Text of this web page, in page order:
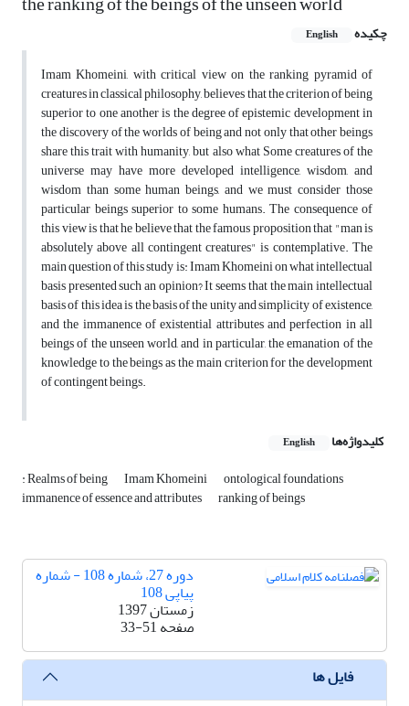
چکیده English
Imam Khomeini, with critical view on the ranking pyramid of
creatures in classical philosophy, believes that the criterion of being
superior to one another is the degree of epistemic development in
the discovery of the worlds of being and not only that other beings
share this trait with humanity, but also what Some creatures of the
universe may have more developed intelligence, wisdom, and
wisdom than some human beings, and we must consider those
particular beings superior to some humans. The consequence of
this view is that he believe that the famous proposition that "man is
absolutely above all contingent creatures" is contemplative. The
main question of this study is: Imam Khomeini on what intellectual
basis presented such an opinion? It seems that the main intellectual
basis of this idea is the basis of the unity and simplicity of existence,
and the immanence of existential attributes and perfection in all
beings of the unseen world, and in particular, the emanation of the
knowledge to the beings as the main criterion for the development
of contingent beings.
کلیدواژه‌ها English
: Realms of being Imam Khomeini ontological foundations
immanence of essence and attributes ranking of beings
دوره 27، شماره 108 - شماره
پیاپی 108
زمستان 1397
صفحه33-51
فایل ها